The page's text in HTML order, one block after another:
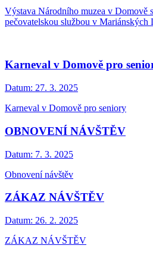
Výstava Národního muzea v Domově
pečovatelskou službou v Mariánských
Karneval v Domově pro
Datum: 27. 3. 2025
Karneval v Domově pro seniory
OBNOVENÍ NÁVŠTĚV
Datum: 7. 3. 2025
Obnovení návštěv
ZÁKAZ NÁVŠTĚV
Datum: 26. 2. 2025
ZÁKAZ NÁVŠTĚV